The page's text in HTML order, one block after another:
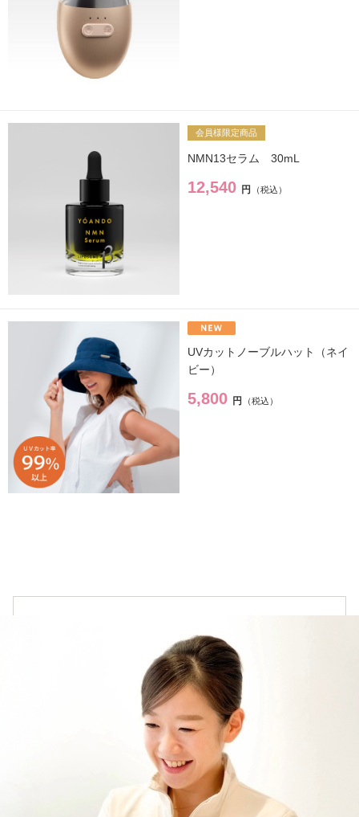
会員様限定商品
NMN13セラム 30mL
12,540 円
UVカットノーブルハット（ネイ
ビー）
5,800 円